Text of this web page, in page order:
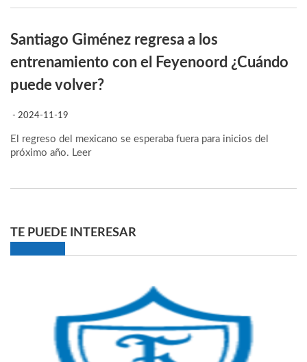
Santiago Giménez regresa a los
entrenamiento con el Feyenoord ¿Cuándo
puede volver?
- 2024-11-19
El regreso del mexicano se esperaba fuera para inicios del
próximo año. Leer
TE PUEDE INTERESAR